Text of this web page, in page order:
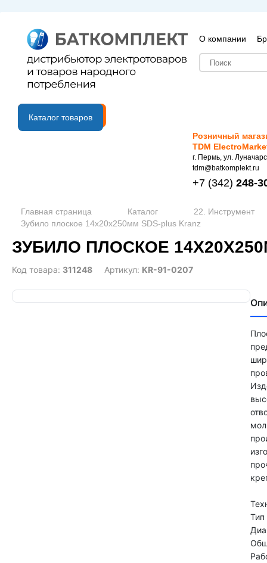
О компании
B2B портал
Каталог товаров
Розничный
TDM
г. Пермь, ул.
tdm@batkomplekt.ru
+7 (342) 248-
Главная страница Каталог
22. Инструмент
Зубило плоское 14х20х250мм SDS-plus Kranz
ЗУБИЛО ПЛОСКОЕ
Код товара: 311248 Артикул: KR-91-0207
Тип